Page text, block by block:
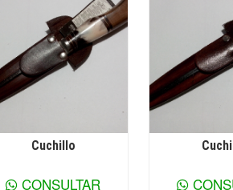
Ver más información
Cuchillo
CONSULTAR
Ver más